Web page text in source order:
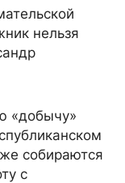
нельзя
«добычу»
собираются
с